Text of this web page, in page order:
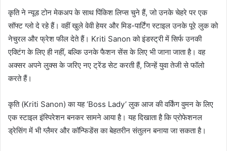
कृति ने न्यूड टोन मेकअप के साथ पिंकिश लिप्स चुने हैं, जो उनके चेहरे पर एक
सॉफ्ट ग्लो दे रहे हैं। वहीं खुले वेवी हेयर और मिड-पार्टिंग स्टाइल उनके पूरे लुक को
नेचुरल और फ्रेश फील देते हैं। Kriti Sanon को इंडस्ट्री में सिर्फ उनकी
एक्टिंग के लिए ही नहीं, बल्कि उनके फैशन सेंस के लिए भी जाना जाता है। वह
अक्सर अपने लुक्स के जरिए नए ट्रेंड सेट करती हैं, जिन्हें युवा तेजी से फॉलो
करते हैं।
कृति (Kriti Sanon) का यह ‘Boss Lady’ लुक आज की वर्किंग वुमन के लिए
एक स्टाइल इंस्पिरेशन बनकर सामने आया है। यह दिखाता है कि प्रोफेशनल
ड्रेसिंग में भी ग्लैमर और कॉन्फिडेंस का बेहतरीन संतुलन बनाया जा सकता है।